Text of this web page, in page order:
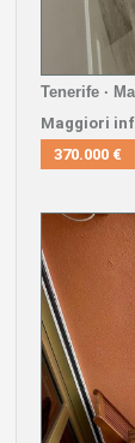
Tenerife ·
Maggiori
370.000 €